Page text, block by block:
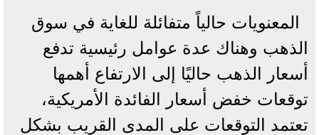
المعنويات حالياً متفائلة للغاية في سوق
الذهب وهناك عدة عوامل رئيسية تدفع
أسعار الذهب حاليًا إلى الارتفاع أهمها
توقعات خفض أسعار الفائدة الأمريكية،
تعتمد التوقعات على المدى القريب بشكل